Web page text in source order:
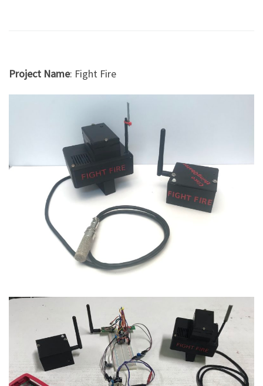
Project Name: Fight Fire